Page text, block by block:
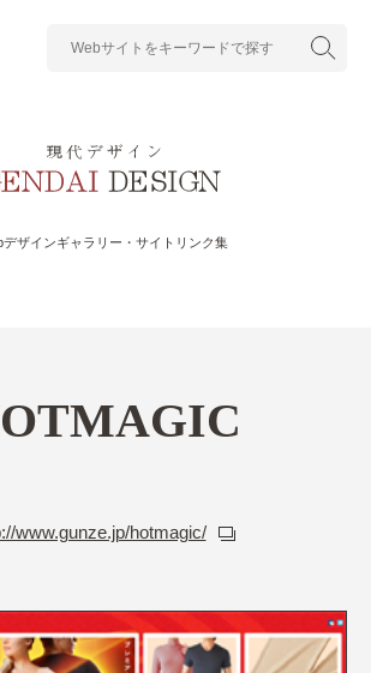
デザインギャラリー・サイトリンク集
www.gunze.jp/hotmagic/